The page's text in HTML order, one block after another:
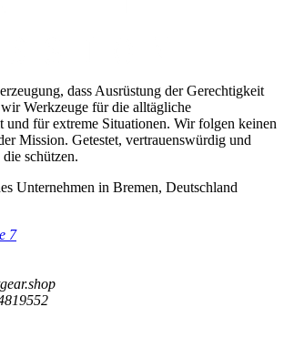
dass Ausrüstung der Gerechtigkeit
Werkzeuge für die alltägliche
und für extreme Situationen. Wir folgen keinen
Mission. Getestet, vertrauenswürdig und
schützen.
Unternehmen in Bremen, Deutschland
7